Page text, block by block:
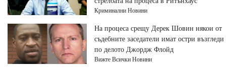
Криминални Новини
На процеса срещу Дерек Шовин някои от
съдебните заседатели имат остри възгледи
по делото Джордж Флойд
Вижте Всички Новини